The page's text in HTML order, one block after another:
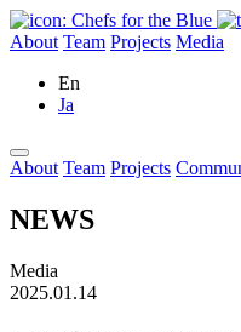
About Team Projects Media
En
Ja
About Team Projects
NEWS
Media
2025.01.14